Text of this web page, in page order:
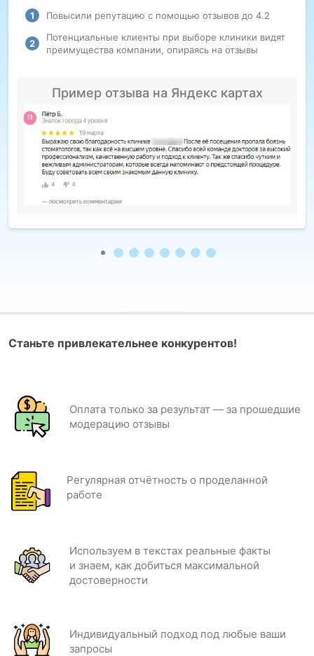
Повысили репутацию с помощью отзывов до 4.2
Потенциальные клиенты при выборе клиники видят
преимущества компании, опираясь на отзывы
Пример отзыва на Яндекс картах
Станьте привлекательнее конкурентов!
Оплата только за результат — за прошедшие
модерацию отзывы
Регулярная отчётность о проделанной
работе
Используем в текстах реальные факты
и знаем, как добиться максимальной
достоверности
Индивидуальный подход под любые ваши
запросы